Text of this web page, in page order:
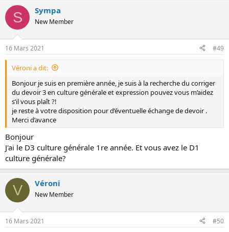
S Sympa
New Member
16 Mars 2021 #49
Véroni a dit:
Bonjour je suis en première année, je suis à la recherche du corriger
du devoir 3 en culture générale et expression pouvez vous m’aidez
s’il vous plaît ?!
je reste à votre disposition pour d’éventuelle échange de devoir .
Merci d’avance
Bonjour
J'ai le D3 culture générale 1re année. Et vous avez le D1
culture générale?
V Véroni
New Member
16 Mars 2021 #50